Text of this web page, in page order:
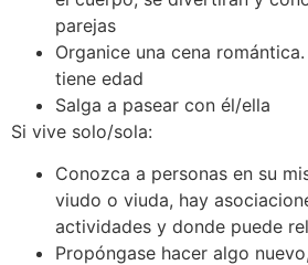
parejas
Organice una cena
tiene edad
Salga a pasear con él/ella
Si vive solo/sola:
Conozca a personas en su
viudo o viuda, hay
actividades y donde puede
Propóngase hacer algo